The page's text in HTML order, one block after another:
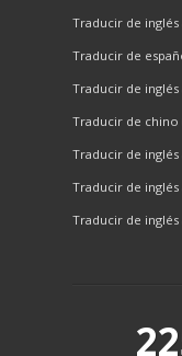
Traducir de inglés
Traducir de
Traducir de inglés
Traducir de chino
Traducir de inglés
Traducir de inglés
Traducir de inglés